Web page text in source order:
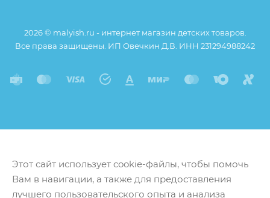
2026 © malyish.ru - интернет магазин детских товаров.
Все права защищены. ИП Овечкин Д.В. ИНН 231294988242
Этот сайт использует cookie-файлы, чтобы помочь
Вам в навигации, а также для предоставления
лучшего пользовательского опыта и анализа